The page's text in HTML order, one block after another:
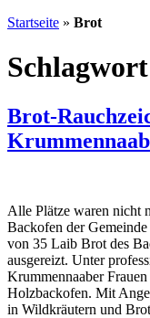
Startseite » Brot
Brot-
Krummennaab
Alle Plätze waren nicht
Backofen der Gemeinde
von 35 Laib Brot des
ausgereizt. Unter
Krummennaaber
Holzbackofen. Mit
in Wildkräutern und